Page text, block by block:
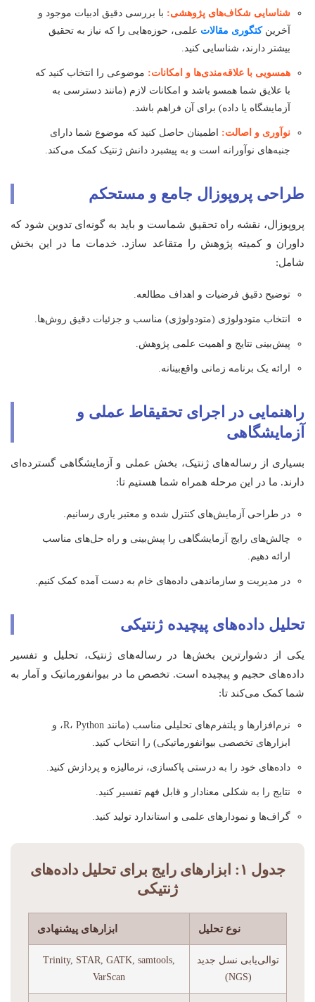
شناسایی شکاف‌های پژوهشی: با بررسی دقیق ادبیات موجود و
آخرینکتگوری مقالات علمی، حوزه‌هایی را که نیاز به تحقیق
بیشتر دارند، شناسایی کنید.
همسویی با علاقه‌مندی‌ها و امکانات: موضوعی را انتخاب کنید که
با علایق شما همسو باشد و امکانات لازم (مانند دسترسی به
آزمایشگاه یا داده) برای آن فراهم باشد.
نوآوری و اصالت: اطمینان حاصل کنید که موضوع شما دارای
جنبه‌های نوآورانه است و به پیشبرد دانش ژنتیک کمک می‌کند.
طراحی پروپوزال جامع و مستحکم
پروپوزال، نقشه راه تحقیق شماست و باید به گونه‌ای تدوین شود که
داوران و کمیته پژوهش را متقاعد سازد. خدمات ما در این بخش
شامل:
توضیح دقیق فرضیات و اهداف مطالعه.
انتخاب متودولوژی (متودولوژی) مناسب و جزئیات دقیق روش‌ها.
پیش‌بینی نتایج و اهمیت علمی پژوهش.
ارائه یک برنامه زمانی واقع‌بینانه.
راهنمایی در اجرای تحقیقاط عملی و
آزمایشگاهی
بسیاری از رساله‌های ژنتیک، بخش عملی و آزمایشگاهی گسترده‌ای
دارند. ما در این مرحله همراه شما هستیم تا:
در طراحی آزمایش‌های کنترل شده و معتبر یاری رسانیم.
چالش‌های رایج آزمایشگاهی را پیش‌بینی و راه حل‌های مناسب
ارائه دهیم.
در مدیریت و سازماندهی داده‌های خام به دست آمده کمک کنیم.
تحلیل داده‌های پیچیده ژنتیکی
یکی از دشوارترین بخش‌ها در رساله‌های ژنتیک، تحلیل و تفسیر
داده‌های حجیم و پیچیده است. تخصص ما در بیوانفورماتیک و آمار به
شما کمک می‌کند تا:
نرم‌افزارها و پلتفرم‌های تحلیلی مناسب (مانند R، Python، و
ابزارهای تخصصی بیوانفورماتیکی) را انتخاب کنید.
داده‌های خود را به درستی پاکسازی، نرمالیزه و پردازش کنید.
نتایج را به شکلی معنادار و قابل فهم تفسیر کنید.
گراف‌ها و نمودارهای علمی و استاندارد تولید کنید.
جدول ۱: ابزارهای رایج برای تحلیل داده‌های
ژنتیکی
نوع تحلیل ابزارهای پیشنهادی
توالی‌یابی نسل جدید
(NGS)
Trinity, STAR, GATK, samtools,
VarScan